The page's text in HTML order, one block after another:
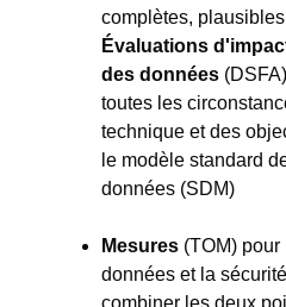
complètes,
Évaluations
des données
toutes les
technique et des
le modèle standard
données (SDM)
Mesures (TOM)
données et la
combiner les deux